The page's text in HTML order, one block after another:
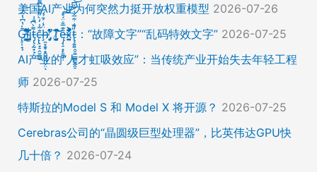
美国AI产业为何突然力挺开放权重模型 2026-07-26
Ḡ̵̨̠͎̘͕̍̔͆̔͋͑͠ļ̸͍͈͉̞̊̑̃̉̔̍̾̈̚į̵̡̙̯͇̲̱̯̱̒͂͋̄t̴̡̢͕̰̟̙͌̀͆̐͑c̶̨̢̤̞̠̭̮̳̼̠̄͋͗̒̀̋͂͌̃͆͌͑͛ḩ̶̯͙̱̥̟̱̘͖̱̤͕̤̈́͑́̄̉́ͅ ̸̡̡̛̜̣̝̓̀͛̇̂̚T̸̗̞̰̪̤̭͙̹͆̽̌̀̾͝͝ę̴̡̣̠͙̙̱̼̬̣̑͊̅̐̈́̊͠͝͠x̴̪̫͎̓͗͐̃̄̐̀͋͛͐t̴̢̧͍͍̭̠͍̳͚̫̼̭̠̎̋͑͋̅̌͑̌̏͆͘̚͝：“故障文字”“乱码特效文字” 2026-07-25
AI产业的“人才虹吸效应”：当传统产业开始失去年轻工程
师 2026-07-25
特斯拉的Model S 和 Model X 将开源？ 2026-07-25
Cerebras公司的“晶圆级巨型处理器”，比英伟达GPU快
几十倍？ 2026-07-24